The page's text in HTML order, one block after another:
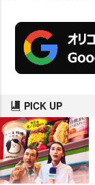
PICK UP